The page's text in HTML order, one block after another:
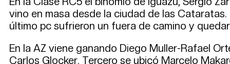
vino en masa desde la ciudad de las
último pc sufrieron un fuera de camino y
En la AZ viene ganando Diego Muller-Rafael
Carlos Glocker. Tercero se ubicó Marcelo